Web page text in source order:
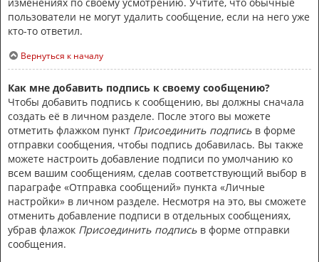
пользователи не могут удалить сообщение, если на него уже
кто-то ответил.
Вернуться к началу
Как мне добавить подпись к своему сообщению?
Чтобы добавить подпись к сообщению, вы должны сначала
создать её в личном разделе. После этого вы можете
отметить флажком пункт Присоединить подпись в форме
отправки сообщения, чтобы подпись добавилась. Вы также
можете настроить добавление подписи по умолчанию ко
всем вашим сообщениям, сделав соответствующий выбор в
параграфе «Отправка сообщений» пункта «Личные
настройки» в личном разделе. Несмотря на это, вы сможете
отменить добавление подписи в отдельных сообщениях,
убрав флажок Присоединить подпись в форме отправки
сообщения.